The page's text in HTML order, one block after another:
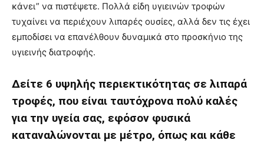
κάνει” να πιστέψετε. Πολλά είδη υγιεινών τροφών
τυχαίνει να περιέχουν λιπαρές ουσίες, αλλά δεν τις έχει
εμποδίσει να επανέλθουν δυναμικά στο προσκήνιο της
υγιεινής διατροφής.
Δείτε 6 υψηλής περιεκτικότητας σε λιπαρά
τροφές, που είναι ταυτόχρονα πολύ καλές
για την υγεία σας, εφόσον φυσικά
καταναλώνονται με μέτρο, όπως και κάθε